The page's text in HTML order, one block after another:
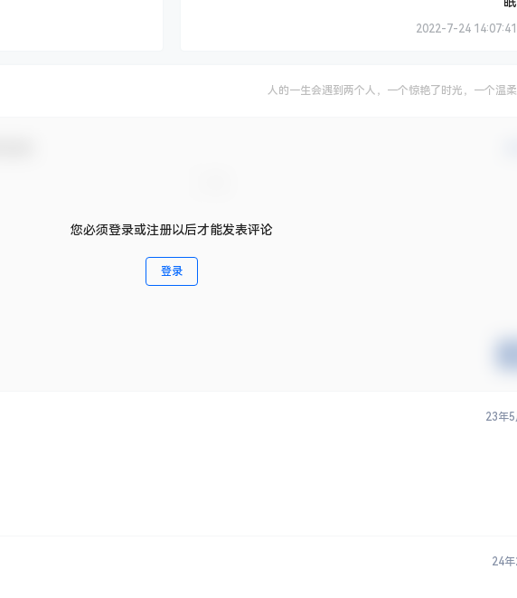
2022-7-24 14:07:41
人的一生会遇到两个人，一个惊艳了时光，一个温柔
您必须登录或注册以后才能发表评论
登录
23年5
24年